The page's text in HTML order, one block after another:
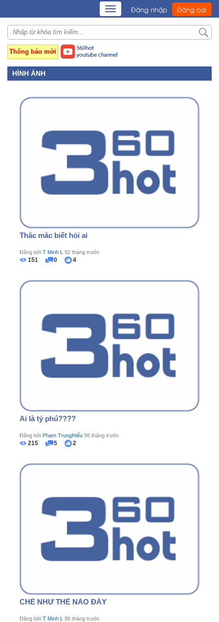
TOGGLE
NAVIGATION
Đăng nhập Đăng bài
Thông báo mới
HÌNH ẢNH
Thắc mắc biết hỏi ai
Đăng bởi T Minh L 92 tháng trước
151 0 4
Ai là tỷ phú????
Đăng bởi Phạm TrungHiếu 96 tháng trước
215 5 2
CHẾ NHƯ THẾ NÀO ĐÂY
Đăng bởi T Minh L 96 tháng trước